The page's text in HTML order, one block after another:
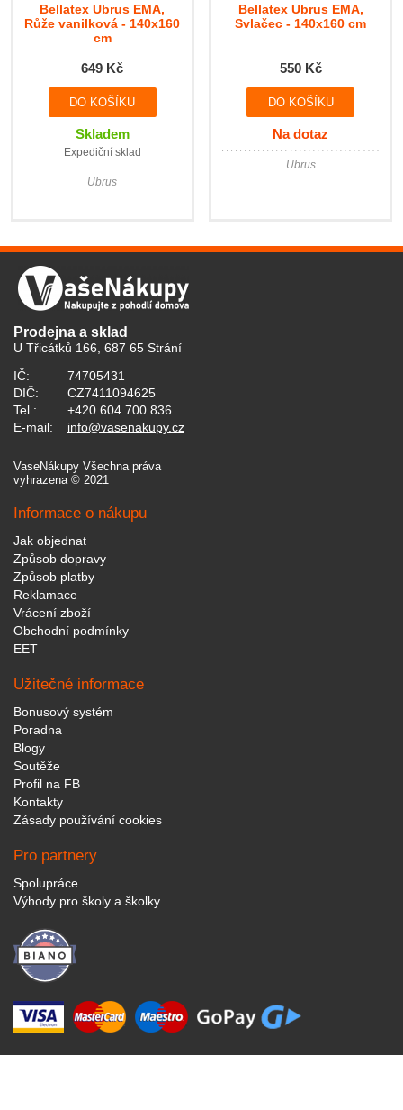
Bellatex Ubrus EMA,
Růže vanilková - 140x160
cm
649 Kč
Skladem
Expediční sklad
Ubrus
Bellatex Ubrus EMA,
Svlačec - 140x160 cm
550 Kč
Na dotaz
Ubrus
Prodejna a sklad
U Třicátků 166, 687 65 Strání
IČ:
74705431
DIČ:
CZ7411094625
Tel.:
+420 604 700 836
E-mail:
info@vasenakupy.cz
VaseNákupy Všechna práva
vyhrazena © 2021
Informace o nákupu
Jak objednat
Způsob dopravy
Způsob platby
Reklamace
Vrácení zboží
Obchodní podmínky
EET
Užitečné informace
Bonusový systém
Poradna
Blogy
Soutěže
Profil na FB
Kontakty
Zásady používání cookies
Pro partnery
Spolupráce
Výhody pro školy a školky